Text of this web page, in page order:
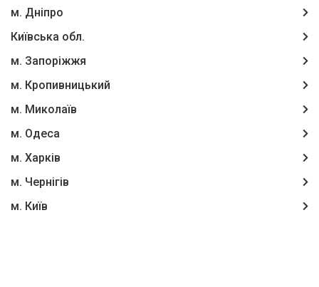
м. Дніпро
Київська обл.
м. Запоріжжя
м. Кропивницький
м. Миколаїв
м. Одеса
м. Харків
м. Чернігів
м. Київ